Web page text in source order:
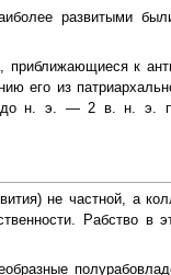
развитыми
приближающиеся к
его из
н. э. — 2 в. н. э.
не частной, а
Рабство в